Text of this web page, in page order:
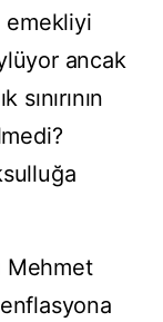
emekliyi
ancak
Mehmet